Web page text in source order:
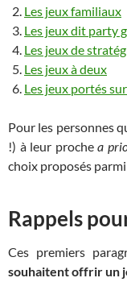
Les jeux familiaux
Les jeux dit party
Les jeux de
Les jeux à deux
Les jeux portés
Pour les personnes
!) à leur prochea
choix proposés
Rappels
Ces premiers
souhaitent offrir un